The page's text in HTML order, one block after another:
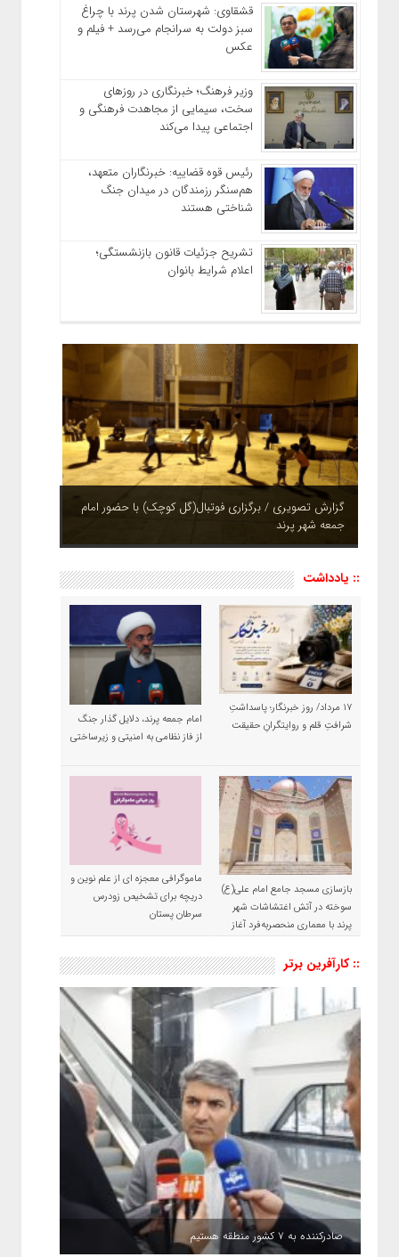
قشقاوی: شهرستان شدن پرند با چراغ
سبز دولت به سرانجام می‌رسد + فیلم و
عکس
وزیر فرهنگ؛ خبرنگاری در روزهای
سخت، سیمایی از مجاهدت فرهنگی و
اجتماعی پیدا می‌کند
رئیس قوه قضاییه: خبرنگاران متعهد،
هم‌سنگر رزمندگان در میدان جنگ
شناختی هستند
تشریح جزئیات قانون بازنشستگی؛
اعلام شرایط بانوان
گزارش تصویری / برگزاری فوتبال(گل کوچک) با حضور امام
جمعه شهر پرند
چشم نوازی بوستان های شهر پرند در فصل بهار + تصاویر
:: یادداشت
۱۷ مرداد/ روز خبرنگار؛ پاسداشتِ
شرافتِ قلم و روایتگرانِ حقیقت
امام جمعه پرند، دلایل گذار جنگ
از فاز نظامی به امنیتی و زیرساختی
بازسازی مسجد جامع امام علی(ع)
سوخته در آتش اغتشاشات شهر
پرند با معماری منحصربه‌فرد آغاز
ماموگرافی معجزه ای از علم نوین و
دریچه برای تشخیص زودرس
سرطان پستان
:: کارآفرین برتر
صادرکننده به ۷ کشور منطقه هستیم